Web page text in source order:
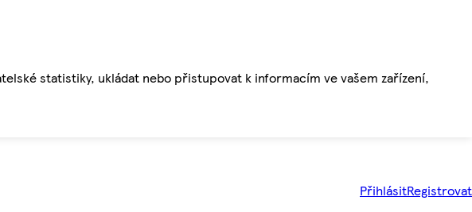
statistiky, ukládat nebo přistupovat k informacím ve vašem zařízení,
PřihlásitRegistrovat